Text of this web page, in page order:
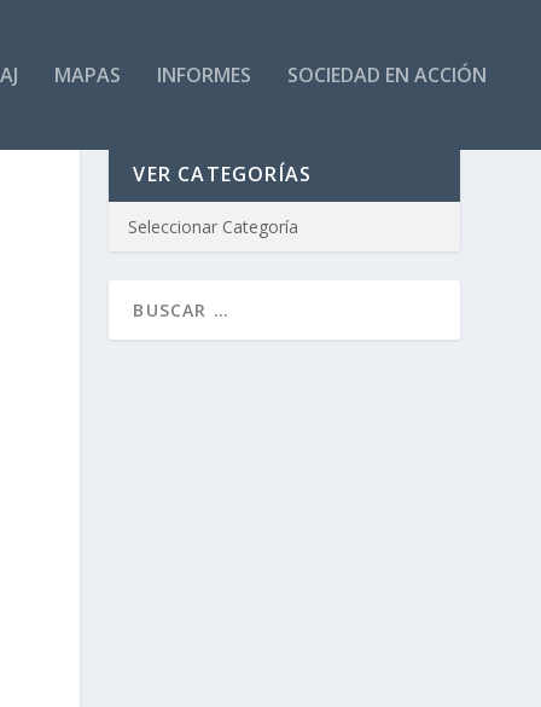
MAPAS INFORMES SOCIEDAD EN ACCIÓN
VER CATEGORÍAS